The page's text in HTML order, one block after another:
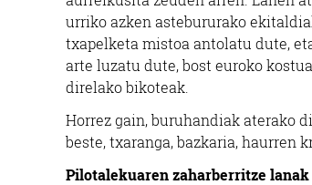
urriko azken astebururako
txapelketa mistoa antolatu dute,
arte luzatu dute, bost euroko
direlako bikoteak.
Horrez gain, buruhandiak aterako
beste, txaranga, bazkaria, haurren
Pilotalekuaren zaharberritze lanak